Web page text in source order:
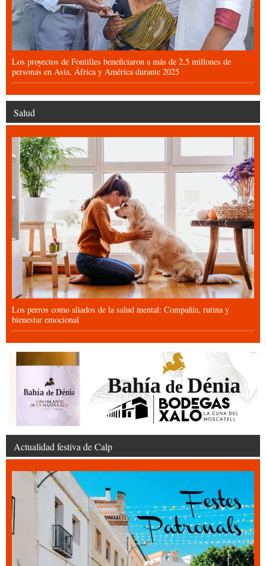
Los proyectos de Fontilles beneficiaron a más de 2,5 millones de
personas en Asia, África y América durante 2025
Salud
Los perros como aliados de la salud mental: Compañía, rutina y
bienestar emocional
Actualidad festiva de Calp